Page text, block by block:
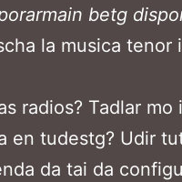
betg
la musica tenor
radios? Tadlar mo
en tudestg? Udir
da tai da